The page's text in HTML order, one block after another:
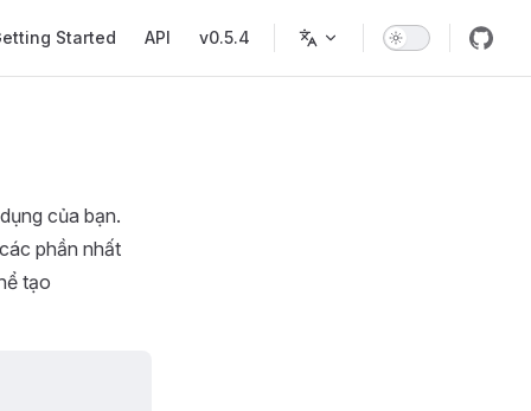
Started API v0.5.4
của bạn.
phần nhất
tạo